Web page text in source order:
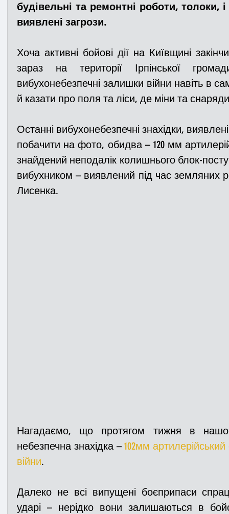
Адмінпротокол
Війна Розмінування Добровільна
Курс спротиву Цивільний захист
Громадське формування
будівельні та ремонтні роботи, толоки,
виявлені загрози.
Хоча активні бойові дії на Київщині
зараз на території Ірпінської
вибухонебезпечні залишки війни навіть в
й казати про поля та ліси, де міни та снаряди
Останні вибухонебезпечні знахідки,
побачити на фото, обидва – 120 мм
знайдений неподалік колишнього блок-
вибухником – виявлений під час земляних
Лисенка.
Нагадаємо, що протягом тижня в
небезпечна знахідка – 102мм
війни.
Далеко не всі випущені боєприпаси
ударі – нерідко вони залишаються в